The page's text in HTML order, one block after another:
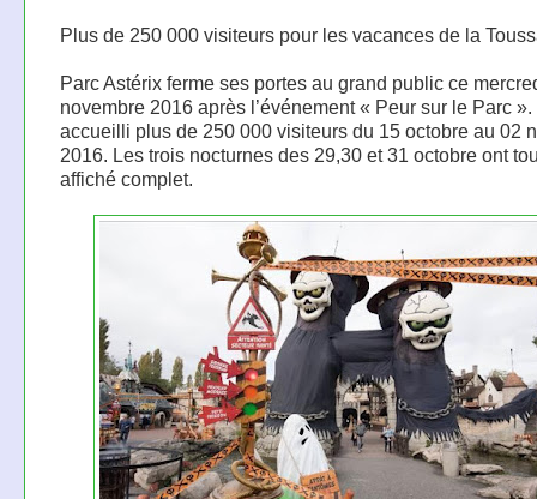
Plus de 250 000 visiteurs pour les vacances de la
Parc Astérix ferme ses portes au grand public ce
novembre 2016 après l’événement « Peur sur le Parc
accueilli plus de 250 000 visiteurs du 15 octobre au 02
2016. Les trois nocturnes des 29,30 et 31 octobre ont
affiché complet.